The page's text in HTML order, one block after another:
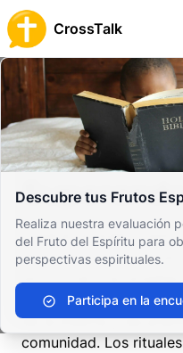
CrossTalk
Descubre tus Frutos
Realiza nuestra evaluación
del Fruto del Espíritu para
perspectivas espirituales.
Participa en la
Inicio
Archivo de Preguntas
Prácticas Espirituales
Oración
Superando el Duelo
Superar el duelo
de pérdida y
emocional. Las
consuelo a través de
de la muerte y las
comunidad. Los